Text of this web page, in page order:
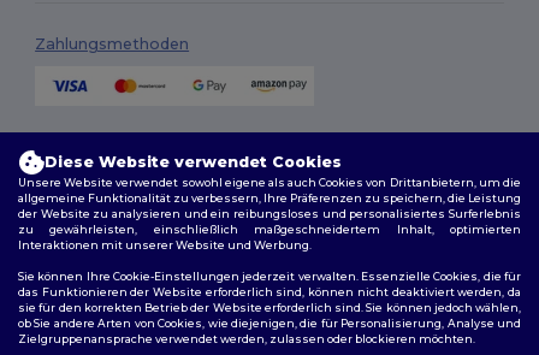
Zahlungsmethoden
Folge uns
Diese Website verwendet Cookies
Unsere Website verwendet sowohl eigene als auch Cookies von Drittanbietern, um die
allgemeine Funktionalität zu verbessern, Ihre Präferenzen zu speichern, die Leistung
der Website zu analysieren und ein reibungsloses und personalisiertes Surferlebnis
zu gewährleisten, einschließlich maßgeschneidertem Inhalt, optimierten
Interaktionen mit unserer Website und Werbung.
Sie können Ihre Cookie-Einstellungen jederzeit verwalten. Essenzielle Cookies, die für
das Funktionieren der Website erforderlich sind, können nicht deaktiviert werden, da
sie für den korrekten Betrieb der Website erforderlich sind. Sie können jedoch wählen,
ob Sie andere Arten von Cookies, wie diejenigen, die für Personalisierung, Analyse und
Zielgruppenansprache verwendet werden, zulassen oder blockieren möchten.